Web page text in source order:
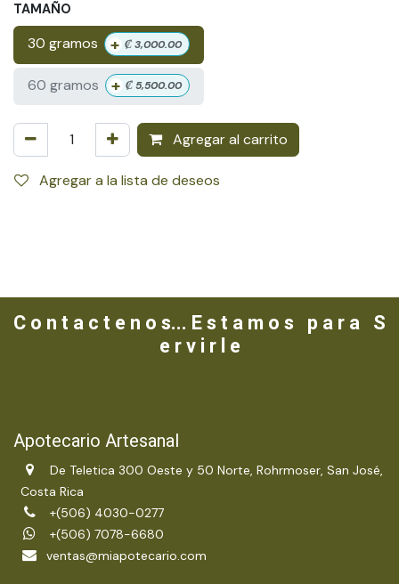
TAMAÑO
30 gramos + ₡3,000.00
60 gramos + ₡5,500.00
Agregar al carrito
Agregar a la lista de deseos
C o n t a c t e n o s... E s t a m o s p a r a S
e r v i r l e
Apotecario Artesanal
De Teletica 300 Oeste y 50 Norte, Rohrmoser, San José,
Costa Rica
+(506) 4030-0277
+(506) 7078-6680
ventas@miapotecario.com